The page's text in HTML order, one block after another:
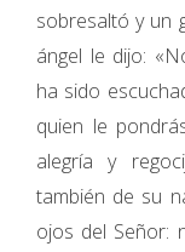
sobresaltó y un
ángel le dijo:
ha sido
quien le
alegría y
también de su
ojos del Señor: